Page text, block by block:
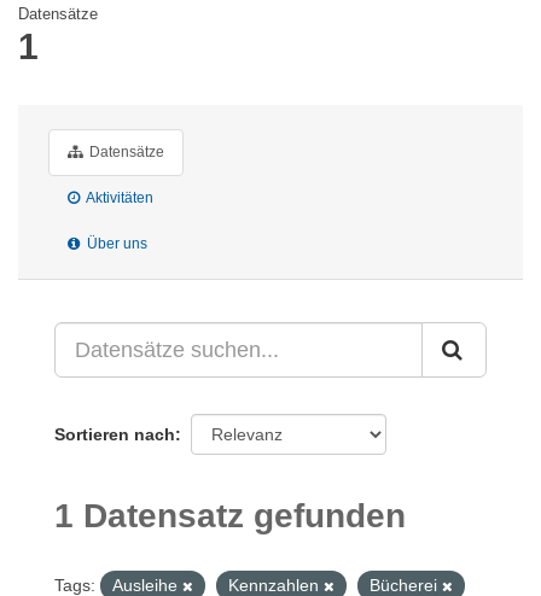
Datensätze
1
Datensätze
Aktivitäten
Über uns
Sortieren nach
1 Datensatz gefunden
Tags: Ausleihe Kennzahlen
Bücherei